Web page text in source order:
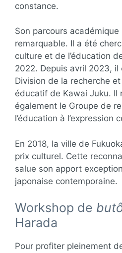
constance.
Son parcours
remarquable. Il a été
culture et de l’éducation
2022. Depuis avril 2023, il
Division de la recherche
éducatif de Kawai Juku. Il
également le Groupe de
l’éducation à l’expression
En 2018, la ville de
prix culturel. Cette
salue son apport
japonaise contemporaine.
Workshop de
Harada
Pour profiter pleinement